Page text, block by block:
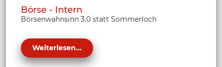
Börse - Intern
Börsenwahnsinn 3.0 statt Sommerloch
Weiterlesen...